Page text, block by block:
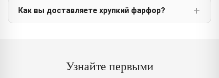
Как вы доставляете хрупкий фарфор?
Узнайте первыми